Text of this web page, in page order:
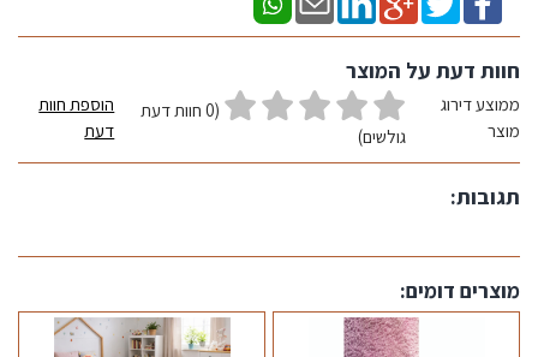
חוות דעת על המוצר
ממוצע דירוג
מוצר
(0 חוות דעת
גולשים)
הוספת חוות
דעת
תגובות:
מוצרים דומים: